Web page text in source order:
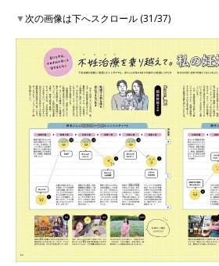
▼次の画像は下へスクロール (31/37)